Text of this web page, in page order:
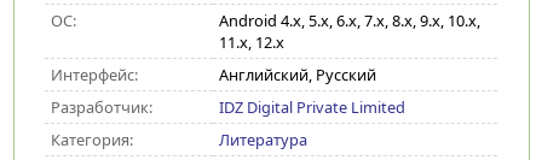
ОС:
Android 4.x, 5.x, 6.x, 7.x, 8.x, 9.x, 10.x,
11.x, 12.x
Интерфейс:
Английский, Русский
Разработчик:
IDZ Digital Private Limited
Категория:
Литература